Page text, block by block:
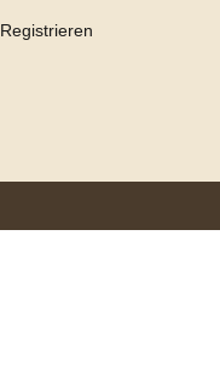
Registrieren